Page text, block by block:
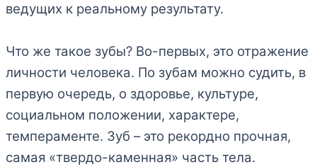
ведущих к реальному результату.
Что же такое зубы? Во-первых, это отражение
личности человека. По зубам можно судить, в
первую очередь, о здоровье, культуре,
социальном положении, характере,
темпераменте. Зуб – это рекордно прочная,
самая «твердо-каменная» часть тела.